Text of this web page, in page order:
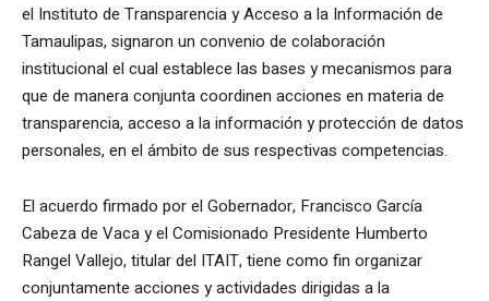
el Instituto de Transparencia y Acceso a la Información de
Tamaulipas, signaron un convenio de colaboración
institucional el cual establece las bases y mecanismos para
que de manera conjunta coordinen acciones en materia de
transparencia, acceso a la información y protección de datos
personales, en el ámbito de sus respectivas competencias.
El acuerdo firmado por el Gobernador, Francisco García
Cabeza de Vaca y el Comisionado Presidente Humberto
Rangel Vallejo, titular del ITAIT, tiene como fin organizar
conjuntamente acciones y actividades dirigidas a la